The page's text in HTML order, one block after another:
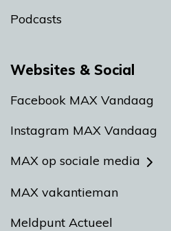
Podcasts
Websites & Social
Facebook MAX Vandaag
Instagram MAX Vandaag
MAX op sociale media
MAX vakantieman
Meldpunt Actueel